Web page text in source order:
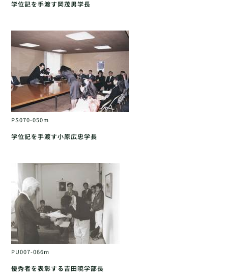
学位記を手渡す岡茂男学長
PS070-050m
学位記を手渡す小原広忠学長
PU007-066m
優秀者を表彰する吉田暁学部長